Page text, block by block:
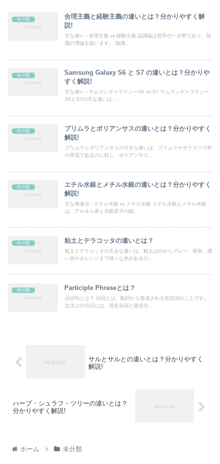
未分類
合理主義と経験主義の違いとは？分かりやすく解
説!
主な違い - 合理主義 vs 経験主義 認識論は哲学の一分野であり、知
識の理論を扱います。 知識...
未分類
Samsung Galaxy S6 と S7 の違いとは？分かりや
すく解説!
主な違い - サムスンギャラクシーS6 vs S7 サムスンギャラクシー
S6とS7の主な違いは、...
未分類
プリムラとポリアンサスの違いとは？分かりやすく
解説!
プリムラとポリアンサスの大きな違いは、プリムラがサクラソウ科
の草花であるのに対し、ポリアンサス...
未分類
エチル水銀とメチル水銀の違いとは？分かりやすく
解説!
主な相違点 - エチル水銀 vs メチル水銀 エチル水銀とメチル水銀
は、アルキル基と水銀原子の組...
未分類 粘土とテラコッタの違いとは？
粘土とテラコッタの大きな違いは、粘土は白からグレー、茶色、濃
い赤やオレンジまで様々な色があるの...
未分類 Participle Phraseとは？
分詞句とは？ 分詞とは、動詞から形成される形容詞のことです。
文法上の分詞には、現在分詞と過去分...
サルとサルとの違いとは？分かりやすく
解説!
ハーブ・シュラフ・ツリーの違いとは？
分かりやすく解説!
ホーム 未分類